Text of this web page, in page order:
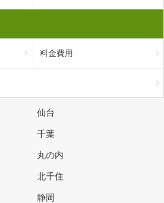
料金費用
仙台
千葉
丸の内
北千住
静岡